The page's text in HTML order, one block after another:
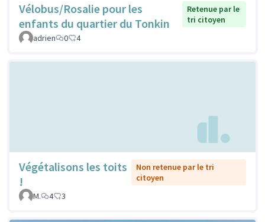
Vélobus/Rosalie pour les
enfants du quartier du Tonkin
Retenue par le
tri citoyen
adrien
0 4
Végétalisons les toits
!
Non retenue par le tri
citoyen
M.
4 3